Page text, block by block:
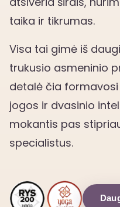
taika ir tikrumas.
Visa tai gimė iš
trukusio asmeninio
detalė čia
jogos ir dvasinio
mokantis pas
specialistus.